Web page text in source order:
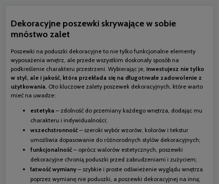
Dekoracyjne poszewki skrywające w sobie
mnóstwo zalet
Poszewki na poduszki dekoracyjne to nie tylko funkcjonalne elementy
wyposażenia wnętrz, ale przede wszystkim doskonały sposób na
podkreślenie charakteru przestrzeni. Wybierając je, inwestujesz nie tylko
w styl, ale i jakość, która przekłada się na długotrwałe zadowolenie z
użytkowania . Oto kluczowe zalety poszewek dekoracyjnych, które warto
mieć na uwadze:
estetyka – zdolność do przemiany każdego wnętrza, dodając mu
charakteru i indywidualności;
wszechstronność – szeroki wybór wzorów, kolorów i tekstur
umożliwia dopasowanie do różnorodnych stylów dekoracyjnych;
funkcjonalność – oprócz walorów estetycznych, poszewki
dekoracyjne chronią poduszki przed zabrudzeniami i zużyciem;
łatwość wymiany– szybkie i proste odświeżenie wyglądu wnętrza
poprzez wymianę nie poduszki, a poszewki dekoracyjnej na inną;